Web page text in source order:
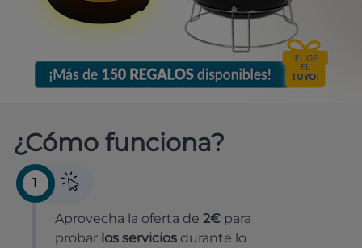
¿Cómo funciona?
1
Aprovecha la oferta de 2€ para
probar los servicios durante lo